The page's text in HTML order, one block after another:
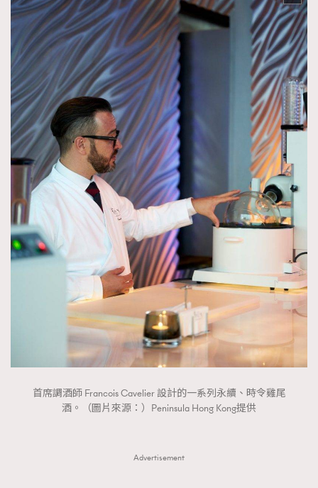
首席調酒師 Francois Cavelier 設計的一系列永續、時令雞尾
酒。（圖片來源：）Peninsula Hong Kong提供
Advertisement